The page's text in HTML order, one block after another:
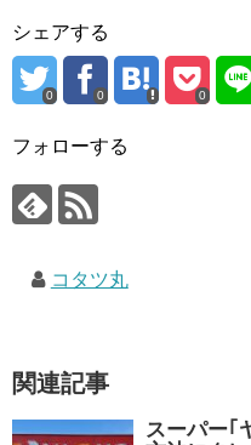
シェアする
0 0 0
フォローする
コタツ丸
関連記事
スーパー｢